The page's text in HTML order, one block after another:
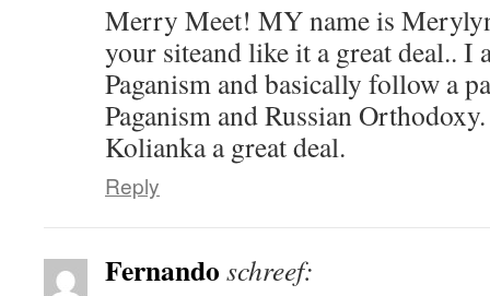
Merry Meet! MY name is
your siteand like it a great deal.. I
Paganism and basically follow a
Paganism and Russian
Kolianka a great deal.
Reply
Fernando schreef: